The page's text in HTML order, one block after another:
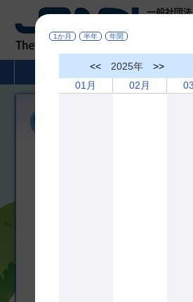
非破壊検査とは
1か月 半年 年間
<< 2025年
>>
01月
02月